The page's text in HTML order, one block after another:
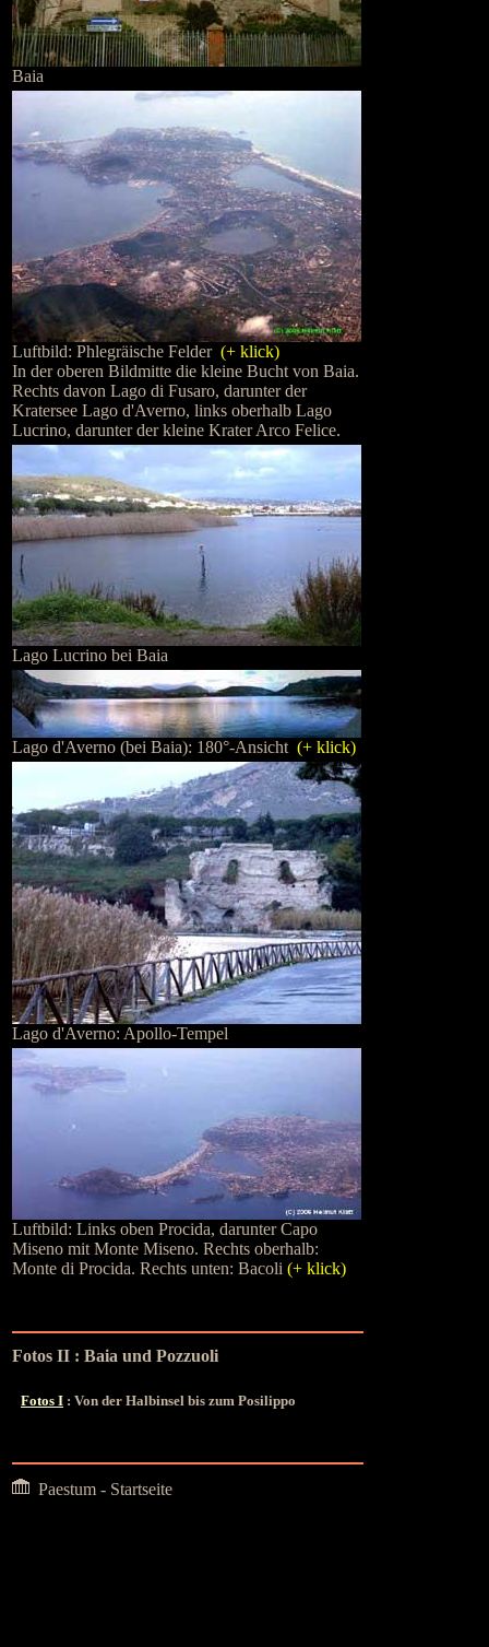
Baia
Luftbild: Phlegräische Felder (+ klick)
In der oberen Bildmitte die kleine Bucht von Baia.
Rechts davon Lago di Fusaro, darunter der
Kratersee Lago d'Averno, links oberhalb Lago
Lucrino, darunter der kleine Krater Arco Felice.
Lago Lucrino bei Baia
Lago d'Averno (bei Baia): 180°-Ansicht (+ klick)
Lago d'Averno: Apollo-Tempel
Luftbild: Links oben Procida, darunter Capo
Miseno mit Monte Miseno. Rechts oberhalb:
Monte di Procida. Rechts unten: Bacoli (+ klick)
Fotos II : Baia und Pozzuoli
Fotos I : Von der Halbinsel bis zum Posilippo
Paestum - Startseite